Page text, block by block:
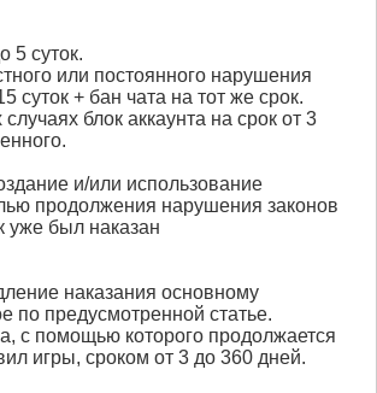
5 суток.
или постоянного нарушения
суток + бан чата на тот же срок.
блок аккаунта на срок от 3
и/или использование
продолжения нарушения законов
уже был наказан
наказания основному
по предусмотренной статье.
с помощью которого продолжается
игры, сроком от 3 до 360 дней.